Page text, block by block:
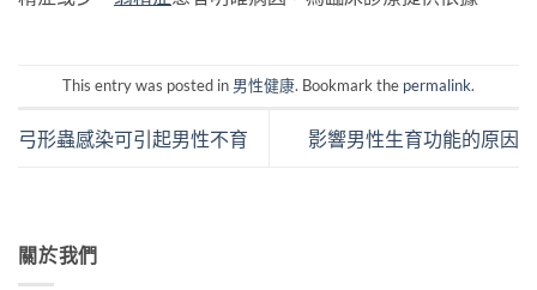
This entry was posted in 男性健康. Bookmark the permalink.
弓形蟲感染可引起男性不育 影響男性生育功能的原因
關於我們